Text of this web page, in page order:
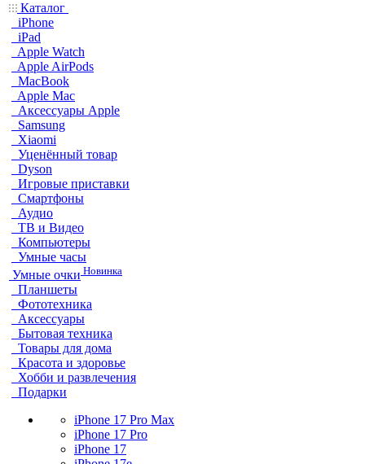
Каталог
iPhone
iPad
Apple Watch
Apple AirPods
MacBook
Apple Mac
Аксессуары Apple
Samsung
Xiaomi
Уценённый товар
Dyson
Игровые приставки
Смартфоны
Аудио
ТВ и Видео
Компьютеры
Умные часы
Умные очки Новинка
Планшеты
Фототехника
Аксессуары
Бытовая техника
Товары для дома
Красота и здоровье
Хобби и развлечения
Подарки
iPhone 17 Pro Max
iPhone 17 Pro
iPhone 17